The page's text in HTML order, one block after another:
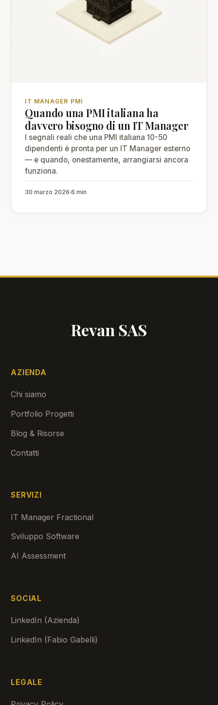
IT MANAGER PMI
Quando una PMI italiana ha
davvero bisogno di un IT Manager
I segnali reali che una PMI italiana 10-50
dipendenti è pronta per un IT Manager esterno
— e quando, onestamente, arrangiarsi ancora
funziona.
30 marzo 2026·6 min
Revan SAS
AZIENDA
Chi siamo
Portfolio Progetti
Blog & Risorse
Contatti
SERVIZI
IT Manager Fractional
Sviluppo Software
AI Assessment
SOCIAL
LinkedIn (Azienda)
LinkedIn (Fabio Gabelli)
LEGALE